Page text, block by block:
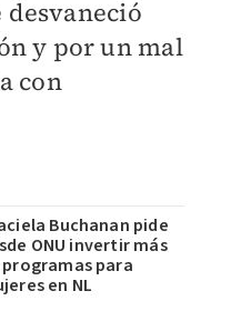
desvaneció
y por un mal
con
Buchanan pide
ONU invertir más
programas para
en NL